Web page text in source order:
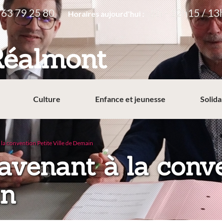
79 25 80 Horaires aujourd'hui : 8h - 12h15 /
Culture Enfance et jeunesse
convention Petite Ville de Demain
à la